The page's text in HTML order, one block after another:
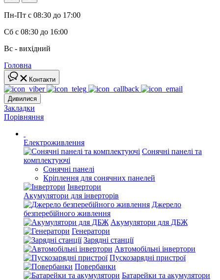
Пн-Пт с 08:30 до 17:00
Сб с 08:30 до 16:00
Вс - вихідний
Головна
Контакти
Дивилися
Закладки
Порівняння
Електроживлення
Сонячні панелі та
комплектуючі
Сонячні панелі
Кріплення для сонячних панелей
Інвертори
Акумулятори для інверторів
Джерело
безперебійного живлення
Акумулятори для ДБЖ
Генератори
Зарядні станції
Автомобільні інвертори
Пускозарядні пристрої
Повербанки
Батарейки та акумулятори